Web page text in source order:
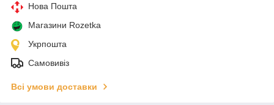
Нова Пошта
Магазини Rozetka
Укрпошта
Самовивіз
Всі умови доставки